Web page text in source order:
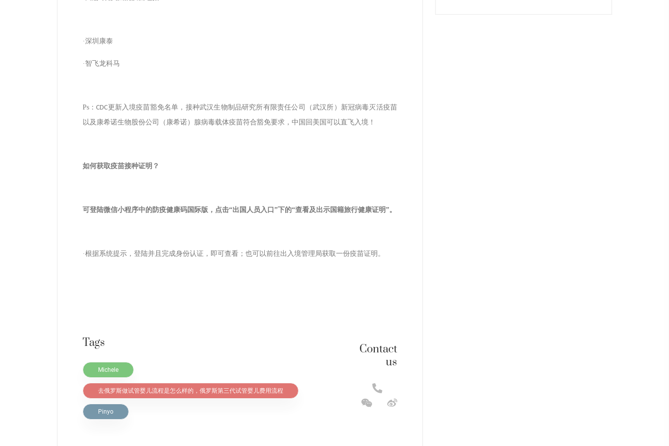
·深圳康泰
·智飞龙科马
Ps ：CDC 更新入境疫苗豁免名单，接种武汉生物制品研究所有限责任公司（武汉所）新冠病毒灭活疫苗
以及康希诺生物股份公司（康希诺）腺病毒载体疫苗符合豁免要求，中国回美国可以直飞入境！
如何获取疫苗接种证明？
可登陆微信小程序中的防疫健康码国际版，点击“出国人员入口”下的“查看及出示国籍旅行健康证明”。
·根据系统提示，登陆并且完成身份认证，即可查看；也可以前往出入境管理局获取一份疫苗证明。
Tags
Michele
去俄罗斯做试管婴儿流程是怎么样的，俄罗斯第三代试管婴儿费用流程
Pinyo
Contact
us